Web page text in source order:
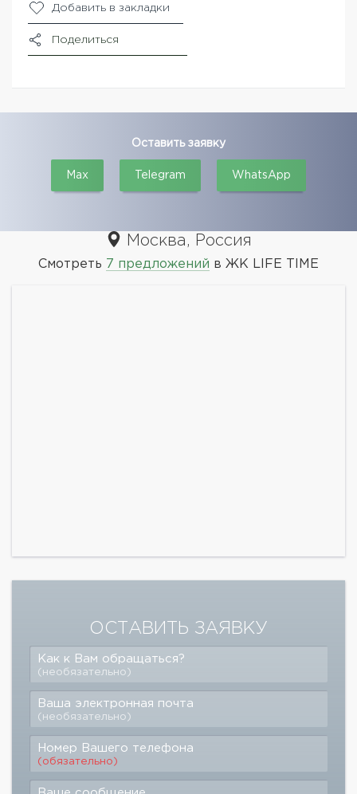
Добавить в закладки
Поделиться
Оставить заявку
Max Telegram WhatsApp
Москва, Россия
Смотреть 7 предложений в ЖК LIFE TIME
ОСТАВИТЬ ЗАЯВКУ
Как к Вам обращаться?
(необязательно)
Ваша электронная почта
(необязательно)
Номер Вашего телефона
(обязательно)